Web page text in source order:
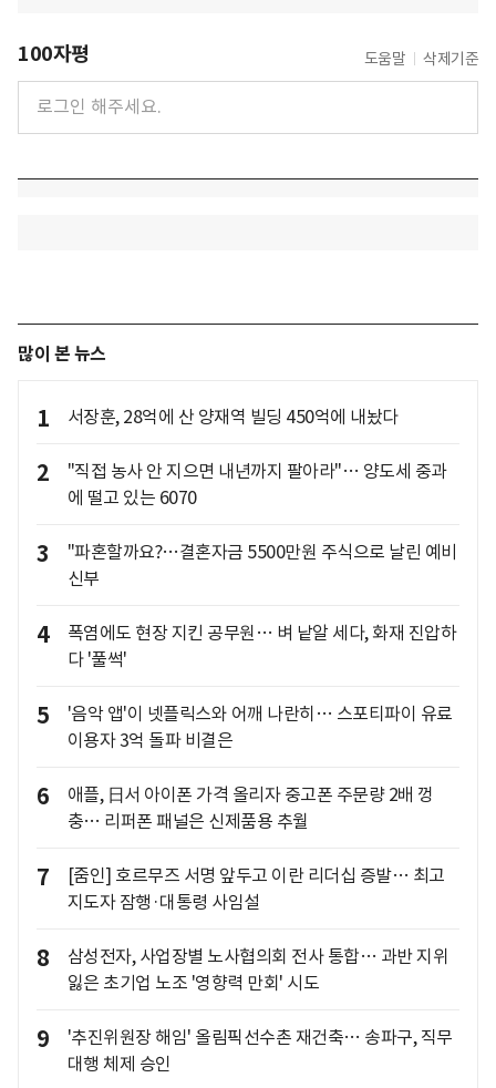
100자평 도움말 삭제기준
많이 본 뉴스
1 서장훈, 28억에 산 양재역 빌딩 450억에 내놨다
2
"직접 농사 안 지으면 내년까지 팔아라"… 양도세 중과
에 떨고 있는 6070
3
"파혼할까요?…결혼자금 5500만원 주식으로 날린 예비
신부
4
폭염에도 현장 지킨 공무원… 벼 낱알 세다, 화재 진압하
다 '풀썩'
5
'음악 앱'이 넷플릭스와 어깨 나란히… 스포티파이 유료
이용자 3억 돌파 비결은
6
애플, 日서 아이폰 가격 올리자 중고폰 주문량 2배 껑
충… 리퍼폰 패널은 신제품용 추월
7
[줌인] 호르무즈 서명 앞두고 이란 리더십 증발… 최고
지도자 잠행·대통령 사임설
8
삼성전자, 사업장별 노사협의회 전사 통합… 과반 지위
잃은 초기업 노조 '영향력 만회' 시도
9
'추진위원장 해임' 올림픽선수촌 재건축… 송파구, 직무
대행 체제 승인